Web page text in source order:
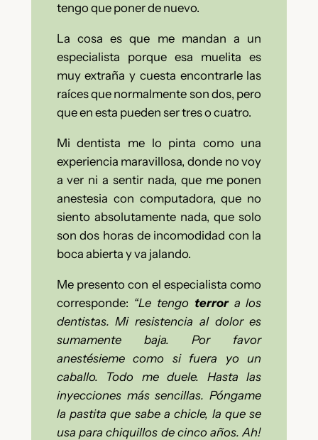
tengo que poner de nuevo.
La cosa es que me mandan a un
especialista porque esa muelita es
muy extraña y cuesta encontrarle las
raíces que normalmente son dos, pero
que en esta pueden ser tres o cuatro.
Mi dentista me lo pinta como una
experiencia maravillosa, donde no voy
a ver ni a sentir nada, que me ponen
anestesia con computadora, que no
siento absolutamente nada, que solo
son dos horas de incomodidad con la
boca abierta y va jalando.
Me presento con el especialista como
corresponde: “Le tengo terrora los
dentistas. Mi resistencia al dolor es
sumamente baja. Por favor
anestésieme como si fuera yo un
caballo. Todo me duele. Hasta las
inyecciones más sencillas. Póngame
la pastita que sabe a chicle, la que se
usa para chiquillos de cinco años. Ah!